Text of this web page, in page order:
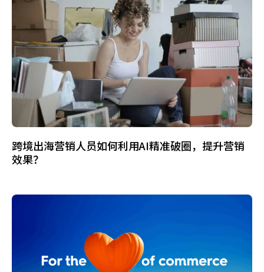
跨境出海营销人员如何利用AI精准破圈，提升营销
效果？